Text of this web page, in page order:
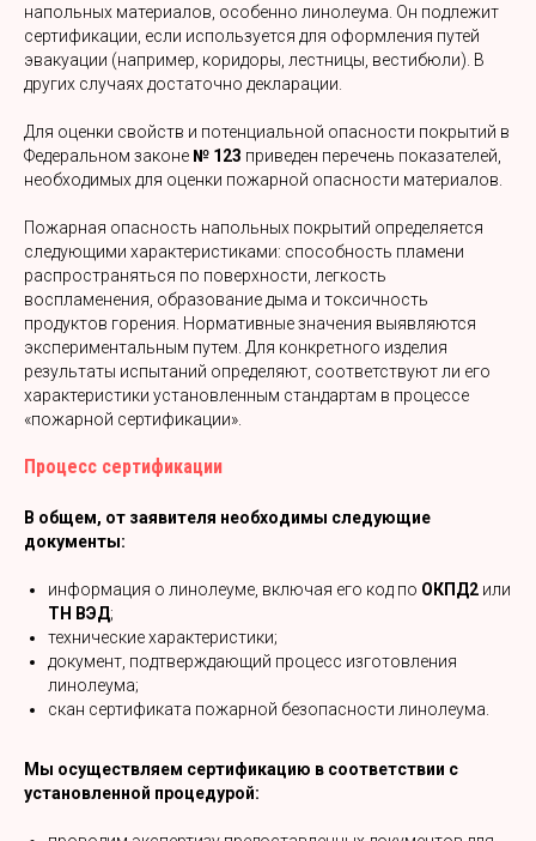
напольных материалов, особенно линолеума. Он подлежит
сертификации, если используется для оформления путей
эвакуации (например, коридоры, лестницы, вестибюли). В
других случаях достаточно декларации.
Для оценки свойств и потенциальной опасности покрытий в
Федеральном законе № 123 приведен перечень показателей,
необходимых для оценки пожарной опасности материалов.
Пожарная опасность напольных покрытий определяется
следующими характеристиками: способность пламени
распространяться по поверхности, легкость
воспламенения, образование дыма и токсичность
продуктов горения. Нормативные значения выявляются
экспериментальным путем. Для конкретного изделия
результаты испытаний определяют, соответствуют ли его
характеристики установленным стандартам в процессе
«пожарной сертификации».
Процесс сертификации
В общем, от заявителя необходимы следующие
документы:
информация о линолеуме, включая его код по ОКПД2 или
ТН ВЭД;
технические характеристики;
документ, подтверждающий процесс изготовления
линолеума;
скан сертификата пожарной безопасности линолеума.
Мы осуществляем сертификацию в соответствии с
установленной процедурой: